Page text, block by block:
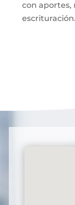
con aportes,
escrituración.